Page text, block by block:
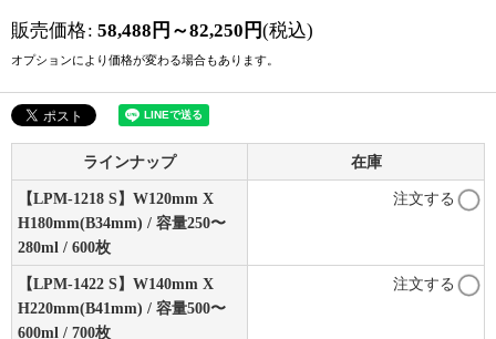
販売価格: 58,488 円 ～82,250 円(税込)
オプションにより価格が変わる場合もあります。
ラインナップ 在庫
【LPM-1218 S】W120mm X
H180mm(B34mm) / 容量250〜
280ml / 600枚
注文する
【LPM-1422 S】W140mm X
H220mm(B41mm) / 容量500〜
600ml / 700枚
注文する